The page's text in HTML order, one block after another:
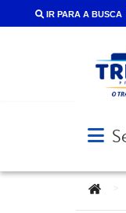
IR PARA A BUSCA
Abrir
Você